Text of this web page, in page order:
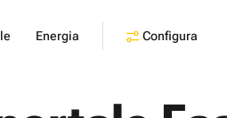
Energia Configura